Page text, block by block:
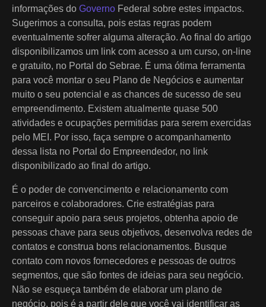
informações do Governo Federal sobre estes impactos.
Sugerimos a consulta, pois estas regras podem
eventualmente sofrer alguma alteração. Ao final do artigo
disponibilizamos um link com acesso a um curso, on-line
e gratuito, no Portal do Sebrae. É uma ótima ferramenta
para você montar o seu Plano de Negócios e aumentar
muito o seu potencial e as chances de sucesso de seu
empreendimento. Existem atualmente quase 500
atividades e ocupações permitidas para serem exercidas
pelo MEI. Por isso, faça sempre o acompanhamento
dessa lista no Portal do Empreendedor, no link
disponibilizado ao final do artigo.
É o poder de convencimento e relacionamento com
parceiros e colaboradores. Crie estratégias para
conseguir apoio para seus projetos, obtenha apoio de
pessoas chave para seus objetivos, desenvolva redes de
contatos e construa bons relacionamentos. Busque
contato com novos fornecedores e pessoas de outros
segmentos, que são fontes de ideias para seu negócio.
Não se esqueça também de elaborar um plano de
negócio, pois é a partir dele que você vai identificar as